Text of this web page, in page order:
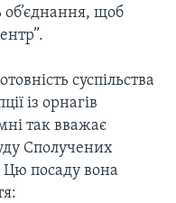
об’єднання, щоб
суспільства
із орнагів
так вважає
Сполучених
посаду вона